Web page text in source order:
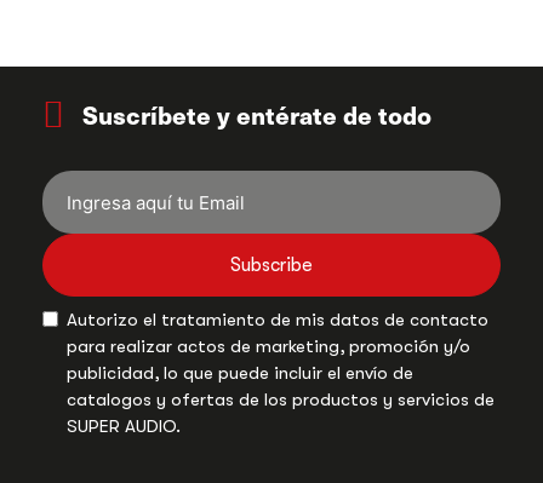
Suscríbete y entérate de todo
Subscribe
Autorizo el tratamiento de mis datos de contacto
para realizar actos de marketing, promoción y/o
publicidad, lo que puede incluir el envío de
catalogos y ofertas de los productos y servicios de
SUPER AUDIO.